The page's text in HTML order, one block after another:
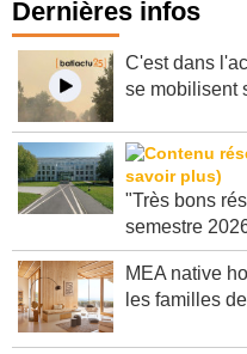
Dernières infos
C'est dans
se mobilisent
"Très bons
semestre
MEA native
les familles